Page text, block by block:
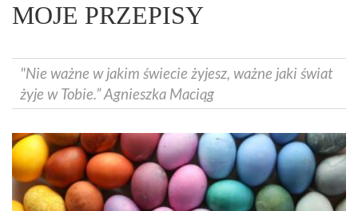
MOJE PRZEPISY
"Nie ważne w jakim świecie żyjesz, ważne jaki świat
żyje w Tobie.” Agnieszka Maciąg